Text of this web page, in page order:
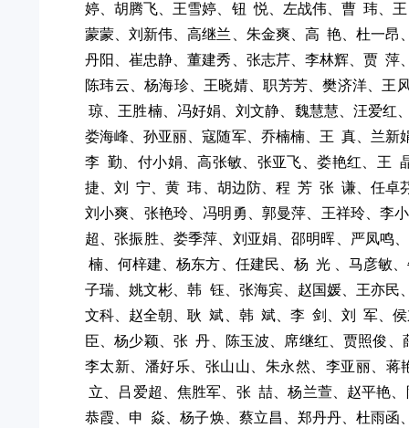
婷、胡腾飞、王雪婷、钮 悦、左战伟、曹 玮、
蒙蒙、刘新伟、高继兰、朱金爽、高 艳、杜一
丹阳、崔忠静、董建秀、张志芹、李林辉、贾
陈玮云、杨海珍、王晓婧、职芳芳、樊济洋、
琼、王胜楠、冯好娟、刘文静、魏慧慧、汪爱
娄海峰、孙亚丽、寇随军、乔楠楠、王 真、兰
李 勤、付小娟、高张敏、张亚飞、娄艳红、王
捷、刘 宁、黄 玮、胡边防、程 芳 张 谦、任卓
刘小爽、张艳玲、冯明勇、郭曼萍、王祥玲、李
超、张振胜、娄季萍、刘亚娟、邵明晖、严凤
楠、何梓建、杨东方、任建民、杨 光 、马彦敏
子瑞、姚文彬、韩 钰、张海宾、赵国媛、王亦
文科、赵全朝、耿 斌、韩 斌、李 剑、刘 军、
臣、杨少颖、张 丹、陈玉波、席继红、贾照俊
李太新、潘好乐、张山山、朱永然、李亚丽、
立、吕爱超、焦胜军、张 喆、杨兰萱、赵平艳
恭霞、申 焱、杨子焕、蔡立昌、郑丹丹、杜雨